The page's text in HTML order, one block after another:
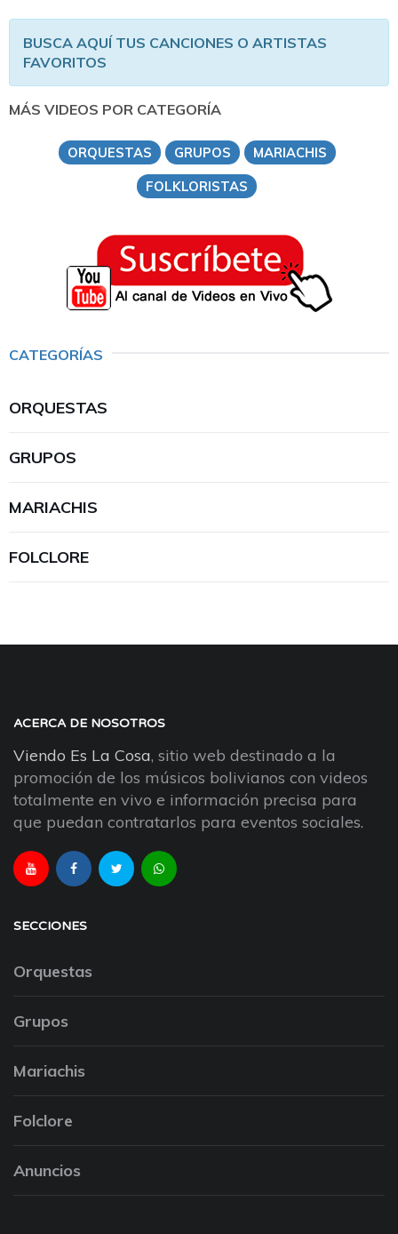
BUSCA AQUÍ TUS CANCIONES O ARTISTAS
FAVORITOS
MÁS VIDEOS POR CATEGORÍA
ORQUESTAS GRUPOS
MARIACHIS
FOLKLORISTAS
CATEGORÍAS
ORQUESTAS
GRUPOS
MARIACHIS
FOLCLORE
ACERCA DE NOSOTROS
Viendo Es La Cosa, sitio web destinado a la
promoción de los músicos bolivianos con videos
totalmente en vivo e información precisa para
que puedan contratarlos para eventos sociales.
SECCIONES
Orquestas
Grupos
Mariachis
Folclore
Anuncios